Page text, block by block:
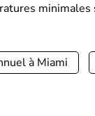
à Miami